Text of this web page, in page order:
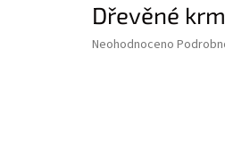
Dřevěné
Průměrné
Neohodnoceno